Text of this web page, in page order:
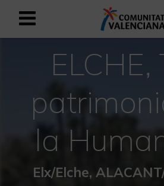
Registrarse como
Registro
Mediterráneo Activo-
Mediterráneo Cultural
ELCHE,
la
Elx/Elche,